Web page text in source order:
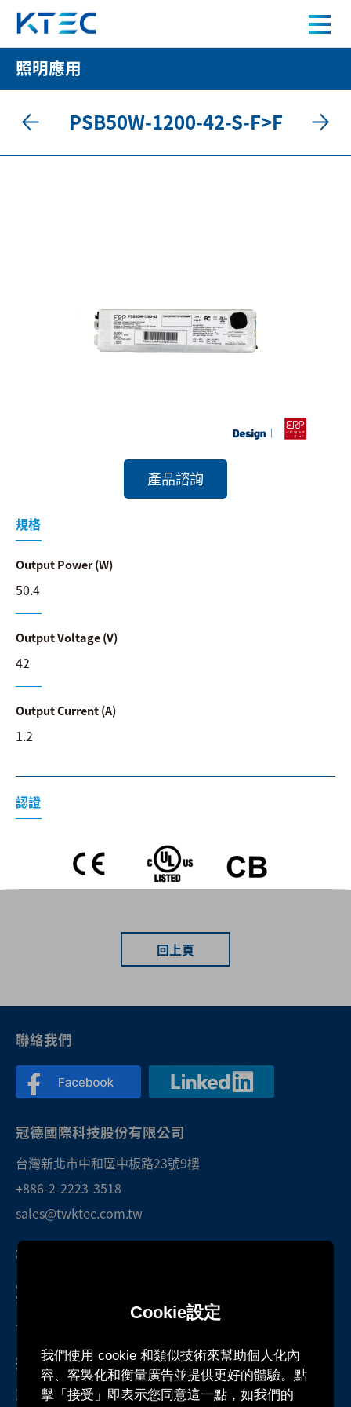
Cookie設定
我們使用 cookie 和類似技術來幫助個人化內
容、客製化和衡量廣告並提供更好的體驗。點
擊「接受」即表示您同意這一點，如我們的
PSB50W-1200-42-S-F>F 50W LED 驅動電源
產品中心
聯絡我們
照明應用
PSB50W-1200-42-S-F>F
規格
Output Power (W)
50.4
Output Voltage (V)
42
Output Current (A)
1.2
產品諮詢
認證
回上頁
聯絡我們
冠德國際科技股份有限公司
台灣新北市中和區中板路23號9樓
+886-2-2223-3518
sales@twktec.com.tw
深圳研發中心暨服務處
廣東省深圳市光明區光明街道東周社區
雲智科技園B1棟1301號房
+86-755-27160388
冠德國際股份有限公司
柬埔寨茶膠省當谷縣本布鄉站波村